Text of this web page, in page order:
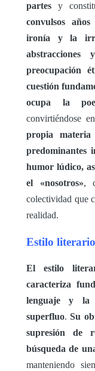
partes y
convulsos años
ironía y la
preocupación
cuestión
ocupa la
convirtiéndose
propia
predominantes
humor lúdico,
el «nosotros»,
colectividad que
realidad.
Estilo
El estilo
caracteriza
lenguaje y la
superfluo.Su
supresión de
búsqueda de
manteniendo